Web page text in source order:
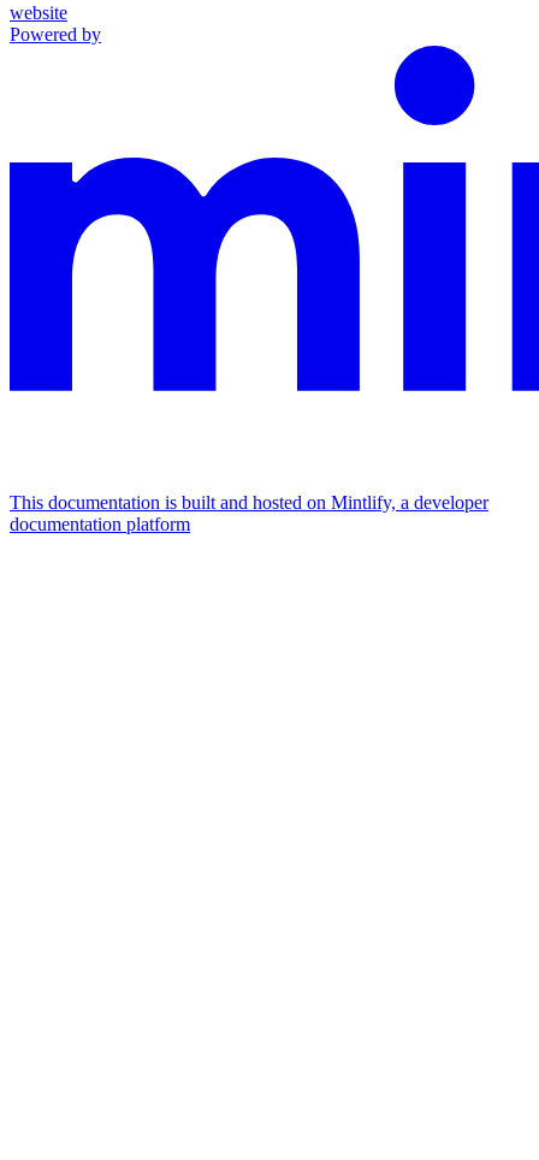
website
Powered by
This documentation is built and hosted on Mintlify, a developer
documentation platform